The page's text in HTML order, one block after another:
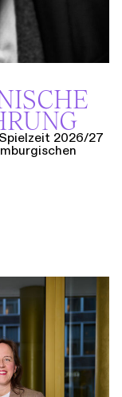
2026/27